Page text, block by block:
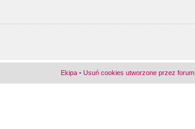
Ekipa • Usuń cookies utworzone przez forum